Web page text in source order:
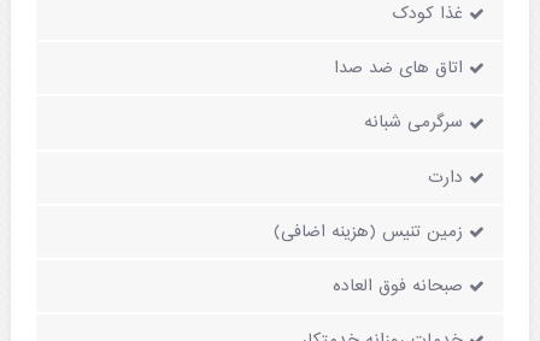
غذا کودک
اتاق های ضد صدا
سرگرمی شبانه
دارت
زمین تنیس (هزینه اضافی)
صبحانه فوق العاده